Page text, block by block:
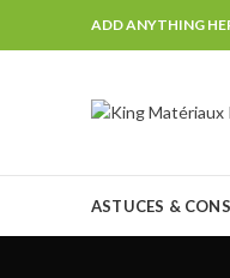
ADD ANYTHING
ASTUCES &